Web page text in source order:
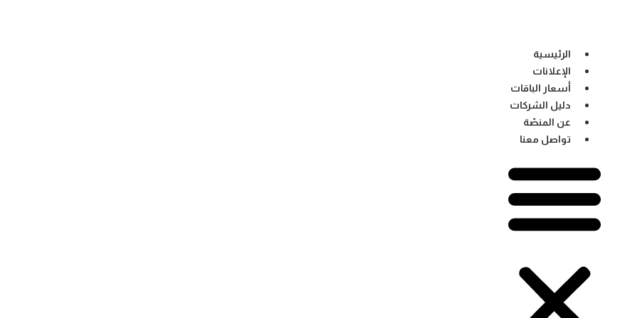
الرئيسية
الإعلانات
أسعار الباقات
دليل الشركات
عن المنصّة
تواصل معنا